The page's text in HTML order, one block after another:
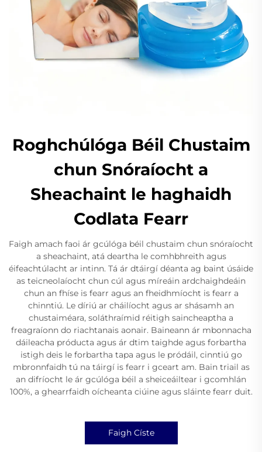
Roghchúlóga Béil Chustaim
chun Snóraíocht a
Sheachaint le haghaidh
Codlata Fearr
Faigh amach faoi ár gcúlóga béil chustaim chun snóraíocht
a sheachaint, atá deartha le comhbhreith agus
éifeachtúlacht ar intinn. Tá ár dtáirgí déanta ag baint úsáide
as teicneolaíocht chun cúl agus míreáin ardchaighdeáin
chun an fhíse is fearr agus an fheidhmíocht is fearr a
chinntiú. Le díriú ar cháilíocht agus ar shásamh an
chustaiméara, soláthraímid réitigh saincheaptha a
freagraíonn do riachtanais aonair. Baineann ár mbonnacha
dáileacha próducta agus ár dtim taighde agus forbartha
istigh deis le forbartha tapa agus le pródáil, cinntiú go
mbronnfaidh tú na táirgí is fearr i gceart am. Bain triail as
an difríocht le ár gcúlóga béil a sheiceáiltear i gcomhlán
100%, a ghearrfaidh oícheanta ciúine agus sláinte fearr duit.
Faigh Císte